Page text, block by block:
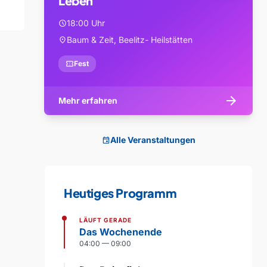
schedule18:00 Uhr
location_onBaum & Zeit, Beelitz- Heilstätten
confirmation_numberFest
Mehr erfahren arrow_forward
eventAlle Veranstaltungen
Heutiges Programm
LÄUFT GERADE
Das Wochenende
04:00 — 09:00